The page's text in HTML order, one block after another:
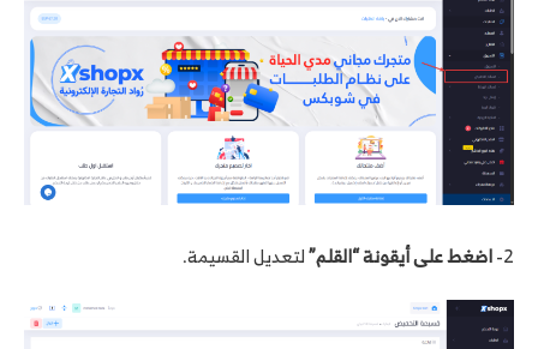
2- اضغط على أيقونة “القلم”لتعديل القسيمة.